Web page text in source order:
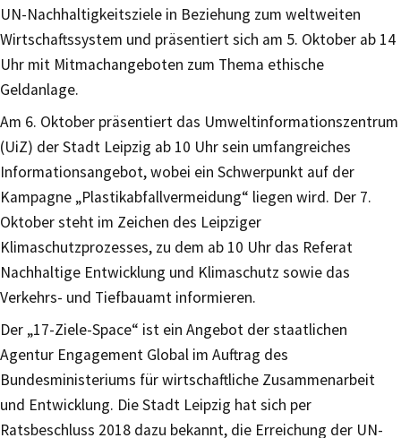
UN-Nachhaltigkeitsziele in Beziehung zum weltweiten
Wirtschaftssystem und präsentiert sich am 5. Oktober ab 14
Uhr mit Mitmachangeboten zum Thema ethische
Geldanlage.
Am 6. Oktober präsentiert das Umweltinformationszentrum
(UiZ) der Stadt Leipzig ab 10 Uhr sein umfangreiches
Informationsangebot, wobei ein Schwerpunkt auf der
Kampagne „Plastikabfallvermeidung“ liegen wird. Der 7.
Oktober steht im Zeichen des Leipziger
Klimaschutzprozesses, zu dem ab 10 Uhr das Referat
Nachhaltige Entwicklung und Klimaschutz sowie das
Verkehrs- und Tiefbauamt informieren.
Der „17-Ziele-Space“ ist ein Angebot der staatlichen
Agentur Engagement Global im Auftrag des
Bundesministeriums für wirtschaftliche Zusammenarbeit
und Entwicklung. Die Stadt Leipzig hat sich per
Ratsbeschluss 2018 dazu bekannt, die Erreichung der UN-